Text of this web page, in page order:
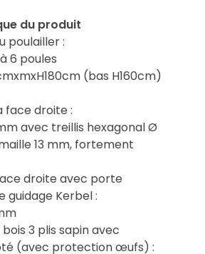
du produit
poulailler :
6 poules
(bas H160cm)
face droite :
avec treillis hexagonal Ø
13 mm, fortement
droite avec porte
guidage Kerbel :
3 plis sapin avec
(avec protection œufs) :